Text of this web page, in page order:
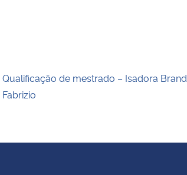
Qualificação de mestrado – Isadora Brand
Fabrizio